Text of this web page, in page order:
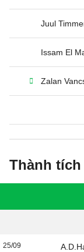
Juul
Issam El
Zalan
Thành
25/09